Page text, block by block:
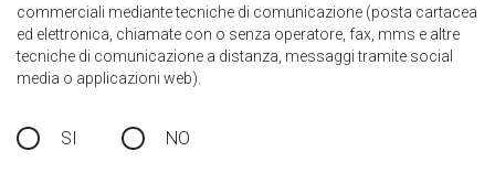
commerciali mediante tecniche di comunicazione (posta cartacea
ed elettronica, chiamate con o senza operatore, fax, mms e altre
tecniche di comunicazione a distanza, messaggi tramite social
media o applicazioni web).
SI NO